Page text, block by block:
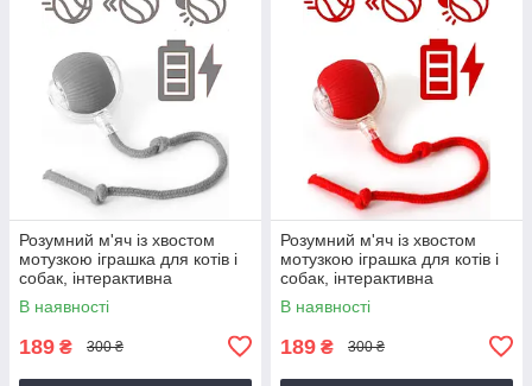
Розумний м'яч із хвостом
мотузкою іграшка для котів і
собак, інтерактивна
уникаюча, з акумулятором, +
В наявності
189 ₴ 300 ₴
Розумний м'яч із хвостом
мотузкою іграшка для котів і
собак, інтерактивна
уникаюча, з акумулятором, +
В наявності
189 ₴ 300 ₴